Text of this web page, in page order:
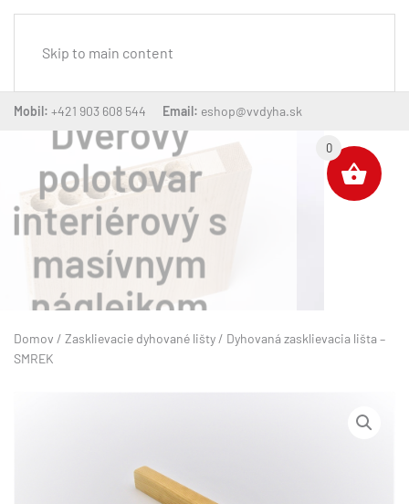
Skip to main content
Mobil: +421 903 608 544 Email: eshop@vvdyha.sk
Dverový
polotovar
interiérový
voštinový
Domov / Zasklievacie dyhované lišty / Dyhovaná zasklievacia lišta –
SMREK
0